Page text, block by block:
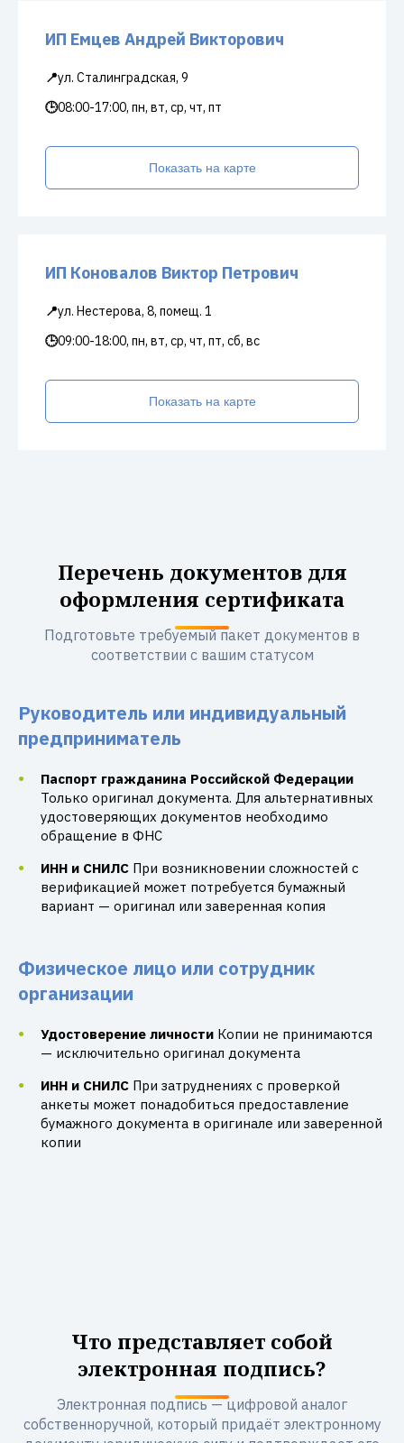
ИП Емцев Андрей Викторович
📍ул. Сталинградская, 9
🕒08:00-17:00, пн, вт, ср, чт, пт
Показать на карте
ИП Коновалов Виктор Петрович
📍ул. Нестерова, 8, помещ. 1
🕒09:00-18:00, пн, вт, ср, чт, пт, сб, вс
Показать на карте
Перечень документов для
оформления сертификата
Подготовьте требуемый пакет документов в
соответствии с вашим статусом
Руководитель или индивидуальный
предприниматель
Паспорт гражданина Российской Федерации
Только оригинал документа. Для альтернативных
удостоверяющих документов необходимо
обращение в ФНС
ИНН и СНИЛС При возникновении сложностей с
верификацией может потребуется бумажный
вариант — оригинал или заверенная копия
Физическое лицо или сотрудник
организации
Удостоверение личности Копии не принимаются
— исключительно оригинал документа
ИНН и СНИЛС При затруднениях с проверкой
анкеты может понадобиться предоставление
бумажного документа в оригинале или заверенной
копии
Что представляет собой
электронная подпись?
Электронная подпись — цифровой аналог
собственноручной, который придаёт электронному